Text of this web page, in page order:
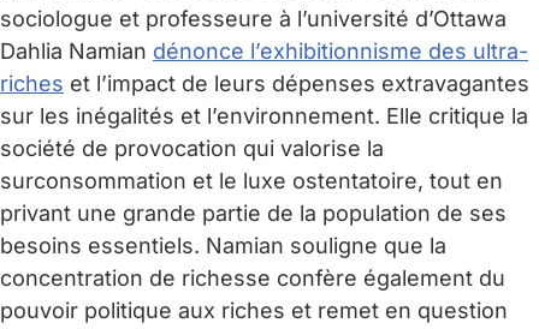
sociologue et professeure à l’université d’Ottawa
Dahlia Namian dénonce l’exhibitionnisme des ultra-
riches et l’impact de leurs dépenses extravagantes
sur les inégalités et l’environnement. Elle critique la
société de provocation qui valorise la
surconsommation et le luxe ostentatoire, tout en
privant une grande partie de la population de ses
besoins essentiels. Namian souligne que la
concentration de richesse confère également du
pouvoir politique aux riches et remet en question